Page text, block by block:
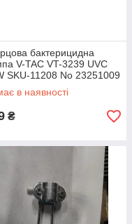
бактерицидна
V-TAC VT-3239 UVC
SKU-11208 No 23251009
в наявності
₴